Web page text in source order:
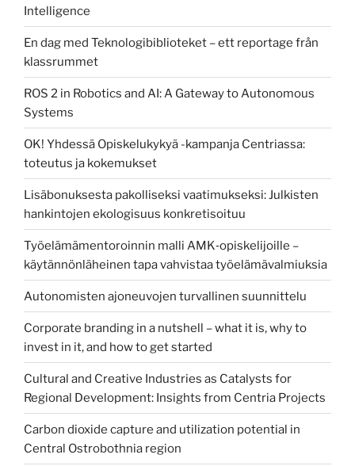
Intelligence
En dag med Teknologibiblioteket – ett reportage från
klassrummet
ROS 2 in Robotics and AI: A Gateway to Autonomous
Systems
OK! Yhdessä Opiskelukykyä -kampanja Centriassa:
toteutus ja kokemukset
Lisäbonuksesta pakolliseksi vaatimukseksi: Julkisten
hankintojen ekologisuus konkretisoituu
Työelämämentoroinnin malli AMK‑opiskelijoille –
käytännönläheinen tapa vahvistaa työelämävalmiuksia
Autonomisten ajoneuvojen turvallinen suunnittelu
Corporate branding in a nutshell – what it is, why to
invest in it, and how to get started
Cultural and Creative Industries as Catalysts for
Regional Development: Insights from Centria Projects
Carbon dioxide capture and utilization potential in
Central Ostrobothnia region